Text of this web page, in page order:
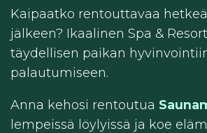
Kaipaatko rentouttavaa
jälkeen? Ikaalinen Spa &
täydellisen paikan
palautumiseen.
Anna kehosi rentoutua
lempeissä löylyissä ja koe